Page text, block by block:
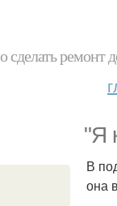
сделать
"Я
В
она